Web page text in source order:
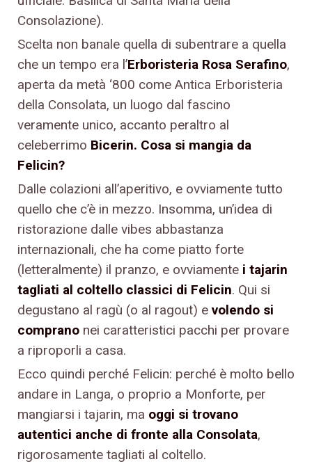
Consolazione).
Scelta non banale quella di subentrare a quella
che un tempo era l’Erboristeria Rosa Serafino,
aperta da metà ‘800 come Antica Erboristeria
della Consolata, un luogo dal fascino
veramente unico, accanto peraltro al
celeberrimo Bicerin. Cosa si mangia da
Felicin?
Dalle colazioni all’aperitivo, e ovviamente tutto
quello che c’è in mezzo. Insomma, un’idea di
ristorazione dalle vibes abbastanza
internazionali, che ha come piatto forte
(letteralmente) il pranzo, e ovviamente i tajarin
tagliati al coltello classici di Felicin. Qui si
degustano al ragù (o al ragout) e volendo si
comprano nei caratteristici pacchi per provare
a riproporli a casa.
Ecco quindi perché Felicin: perché è molto bello
andare in Langa, o proprio a Monforte, per
mangiarsi i tajarin, ma oggi si trovano
autentici anche di fronte alla Consolata,
rigorosamente tagliati al coltello.